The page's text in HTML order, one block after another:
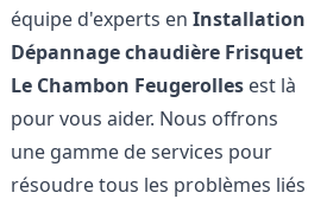
équipe d'experts enInstallation
Dépannage chaudière Frisquet
Le Chambon Feugerolles est là
pour vous aider. Nous offrons
une gamme de services pour
résoudre tous les problèmes liés